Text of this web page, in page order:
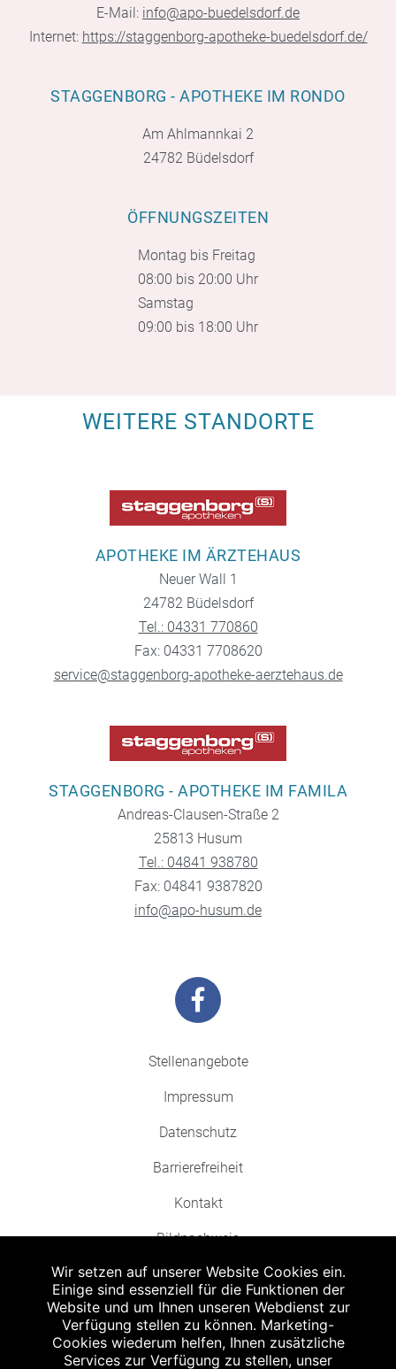
E-Mail: info@apo-buedelsdorf.de
Internet: https://staggenborg-apotheke-buedelsdorf.de/
STAGGENBORG - APOTHEKE IM RONDO
Am Ahlmannkai 2
24782 Büdelsdorf
ÖFFNUNGSZEITEN
Montag bis Freitag
08:00 bis 20:00 Uhr
Samstag
09:00 bis 18:00 Uhr
WEITERE STANDORTE
APOTHEKE IM ÄRZTEHAUS
Neuer Wall 1
24782 Büdelsdorf
Tel.: 04331 770860
Fax: 04331 7708620
service@staggenborg-apotheke-aerztehaus.de
STAGGENBORG - APOTHEKE IM FAMILA
Andreas-Clausen-Straße 2
25813 Husum
Tel.: 04841 938780
Fax: 04841 9387820
info@apo-husum.de
Stellenangebote
Impressum
Datenschutz
Barrierefreiheit
Kontakt
Bildnachweis
Abgabe in haushaltsüblichen Mengen, solange der Vorrat reicht. Für Druck-
und Satzfehler keine Haftung.
Wir setzen auf unserer Website Cookies ein.
Einige sind essenziell für die Funktionen der
Website und um Ihnen unseren Webdienst zur
Verfügung stellen zu können. Marketing-
Cookies wiederum helfen, Ihnen zusätzliche
Services zur Verfügung zu stellen, unser